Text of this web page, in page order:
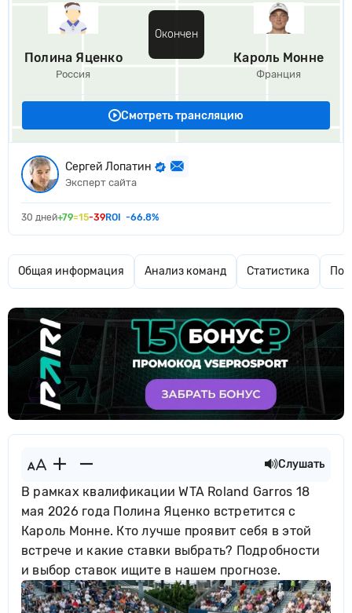
Полина Яценко
Россия
Окончен
Кароль Монне
Франция
Смотреть трансляцию
Сергей Лопатин
Эксперт сайта
30 дней+79=15-39ROI -66.8%
Общая информация Анализ команд Статистика
Слушать
В рамках квалификации WTA Roland Garros 18
мая 2026 года Полина Яценко встретится с
Кароль Монне. Кто лучше проявит себя в этой
встрече и какие ставки выбрать? Подробности
и выбор ставок ищите в нашем прогнозе.